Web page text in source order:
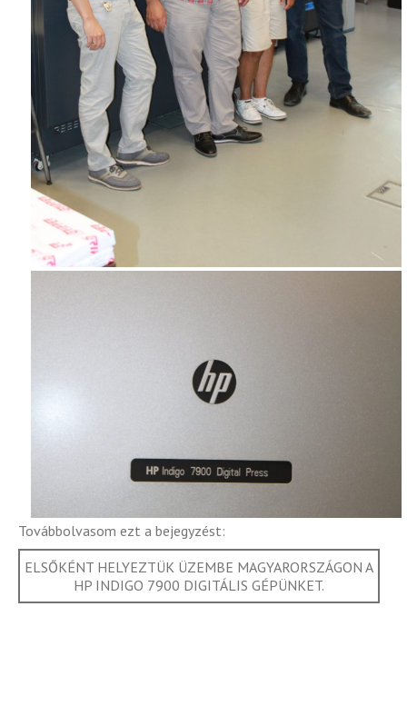
Továbbolvasom ezt a bejegyzést:
ELSŐKÉNT HELYEZTÜK ÜZEMBE MAGYARORSZÁGON A
HP INDIGO 7900 DIGITÁLIS GÉPÜNKET.